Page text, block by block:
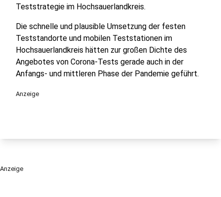
Teststrategie im Hochsauerlandkreis.
Die schnelle und plausible Umsetzung der festen
Teststandorte und mobilen Teststationen im
Hochsauerlandkreis hätten zur großen Dichte des
Angebotes von Corona-Tests gerade auch in der
Anfangs- und mittleren Phase der Pandemie geführt.
Anzeige
Anzeige